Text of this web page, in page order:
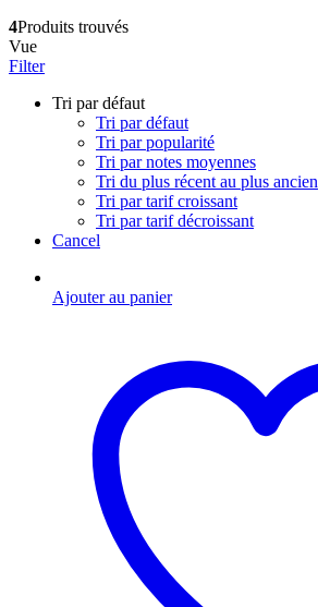
4Produits trouvés
Vue
Filter
Tri par défaut
Tri par défaut
Tri par popularité
Tri par notes moyennes
Tri du plus récent au plus ancien
Tri par tarif croissant
Tri par tarif décroissant
Cancel
Ajouter au panier